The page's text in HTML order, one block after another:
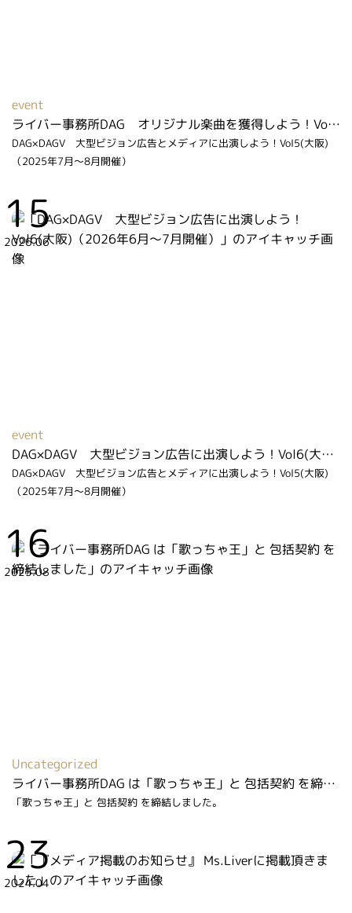
event
ライバー事務所DAG オリジナル楽曲を獲得しよう！Vol２（2026年2月～3月開催）
DAG×DAGV 大型ビジョン広告とメディアに出演しよう！Vol5(大阪)
（2025年7月～8月開催）
15
2026.06
event
DAG×DAGV 大型ビジョン広告に出演しよう！Vol6(大阪)（2026年6月～7月開催）
DAG×DAGV 大型ビジョン広告とメディアに出演しよう！Vol5(大阪)
（2025年7月～8月開催）
16
2025.08
Uncategorized
ライバー事務所DAG は「歌っちゃ王」と 包括契約 を締結しました
「歌っちゃ王」と 包括契約 を締結しました。
23
2024.04